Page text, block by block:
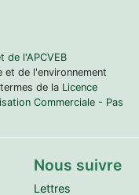
de l'APCVEB
de l'environnement
de la Licence
Commerciale - Pas
Nous suivre
Lettres